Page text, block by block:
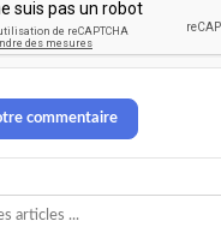
commentaire